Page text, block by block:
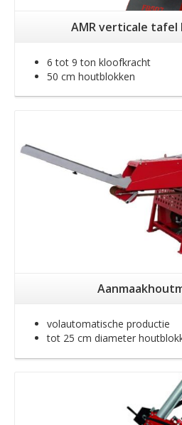
AMR verticale
6 tot 9 ton kloofkracht
50 cm houtblokken
volautomatische productie
tot 25 cm diameter